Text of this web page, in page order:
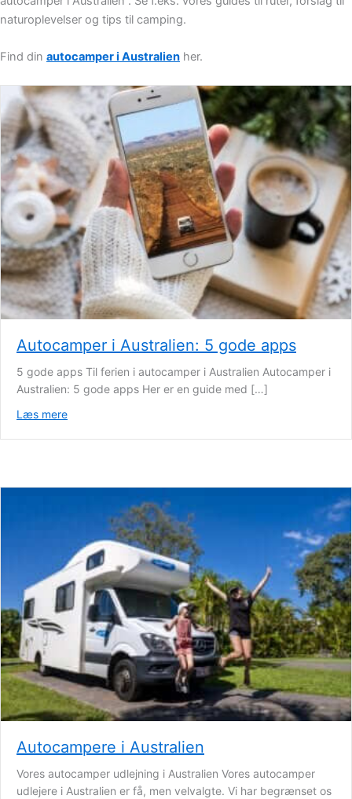
naturoplevelser og tips til camping.
Find din autocamper i Australien her.
Autocamper i Australien: 5 gode apps
5 gode apps Til ferien i autocamper i Australien Autocamper i
Australien: 5 gode apps Her er en guide med […]
Læs mere
Autocampere i Australien
Vores autocamper udlejning i Australien Vores autocamper
udlejere i Australien er få, men velvalgte. Vi har begrænset os